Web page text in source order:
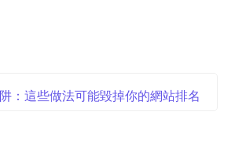
：這些做法可能毀掉你的網站排名